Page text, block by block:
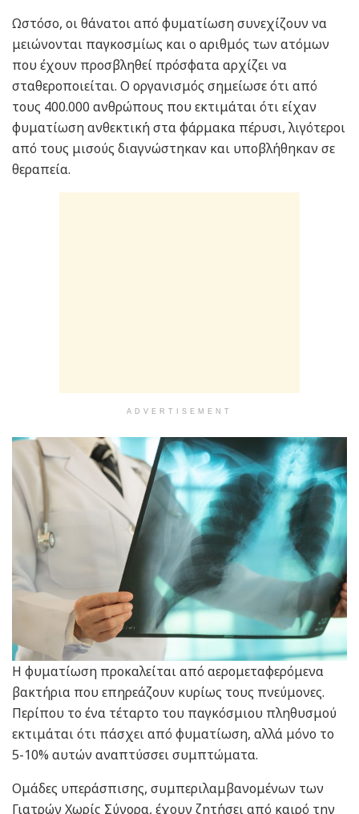
Ωστόσο, οι θάνατοι από φυματίωση συνεχίζουν να
μειώνονται παγκοσμίως και ο αριθμός των ατόμων
που έχουν προσβληθεί πρόσφατα αρχίζει να
σταθεροποιείται. Ο οργανισμός σημείωσε ότι από
τους 400.000 ανθρώπους που εκτιμάται ότι είχαν
φυματίωση ανθεκτική στα φάρμακα πέρυσι, λιγότεροι
από τους μισούς διαγνώστηκαν και υποβλήθηκαν σε
θεραπεία.
ADVERTISEMENT
Η φυματίωση προκαλείται από αερομεταφερόμενα
βακτήρια που επηρεάζουν κυρίως τους πνεύμονες.
Περίπου το ένα τέταρτο του παγκόσμιου πληθυσμού
εκτιμάται ότι πάσχει από φυματίωση, αλλά μόνο το
5-10% αυτών αναπτύσσει συμπτώματα.
Ομάδες υπεράσπισης, συμπεριλαμβανομένων των
Γιατρών Χωρίς Σύνορα, έχουν ζητήσει από καιρό την